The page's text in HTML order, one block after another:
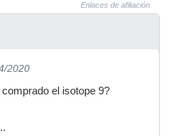
Enlaces de afiliación
2020
el isotope 9?